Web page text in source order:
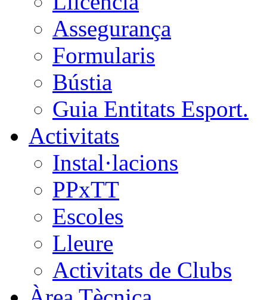
Assegurança
Formularis
Bústia
Guia Entitats Esport.
Activitats
Instal·lacions
PPxTT
Escoles
Lleure
Activitats de Clubs